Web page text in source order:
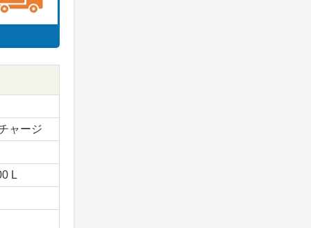
ャージ
L